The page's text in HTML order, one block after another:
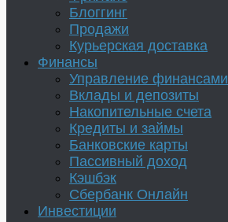
Блоггинг
Продажи
Курьерская доставка
Финансы
Управление финансами
Вклады и депозиты
Накопительные счета
Кредиты и займы
Банковские карты
Пассивный доход
Кэшбэк
Сбербанк Онлайн
Инвестиции